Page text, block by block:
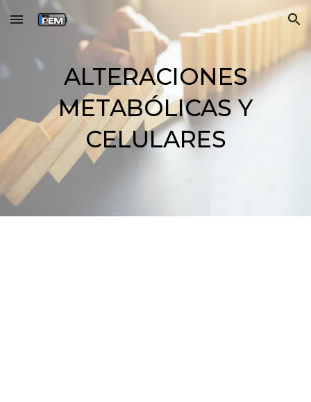
Skip to main content Skip to navigation
ALTERACIONES
METABÓLICAS Y
CELULARES